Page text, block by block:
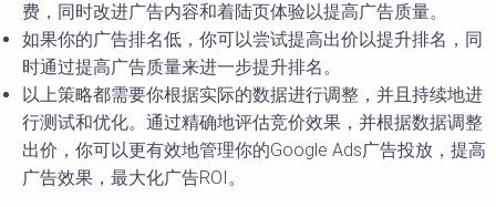
费，同时改进广告内容和着陆页体验以提高广告质量。
如果你的广告排名低，你可以尝试提高出价以提升排名，同
时通过提高广告质量来进一步提升排名。
以上策略都需要你根据实际的数据进行调整，并且持续地进
行测试和优化。通过精确地评估竞价效果，并根据数据调整
出价，你可以更有效地管理你的Google Ads广告投放，提高
广告效果，最大化广告ROI。